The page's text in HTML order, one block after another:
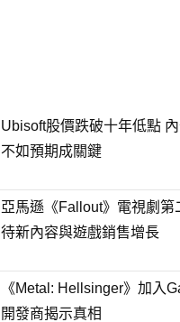
Ubisoft股價跌破十年低點
不如預期成關鍵
亞馬遜《Fallout》電視劇第
待新內容與遊戲銷售增長
《Metal: Hellsinger》加入
開發商揭示真相